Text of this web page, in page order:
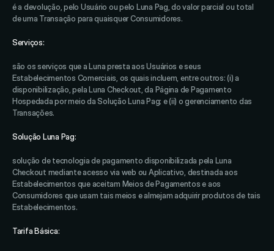
é a devolução, pelo Usuário ou pelo Luna Pag, do valor parcial ou total
de uma Transação para quaisquer Consumidores.
Serviços:
são os serviços que a Luna presta aos Usuários e seus
Estabelecimentos Comerciais, os quais incluem, entre outros: (i) a
disponibilização, pela Luna Checkout, da Página de Pagamento
Hospedada por meio da Solução Luna Pag; e (ii) o gerenciamento das
Transações.
Solução Luna Pag:
solução de tecnologia de pagamento disponibilizada pela Luna
Checkout mediante acesso via web ou Aplicativo, destinada aos
Estabelecimentos que aceitam Meios de Pagamentos e aos
Consumidores que usam tais meios e almejam adquirir produtos de tais
Estabelecimentos.
Tarifa Básica: